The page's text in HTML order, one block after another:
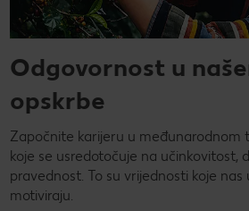
Odgovornost u
opskrbe
Započnite karijeru u međunarodnom
koje se usredotočuje na učinkovitost,
pravednost. To su vrijednosti koje nas
motiviraju.